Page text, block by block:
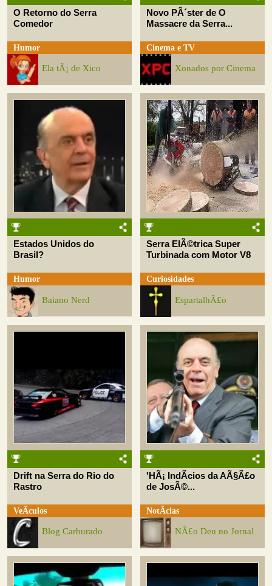
O Retorno do Serra
Comedor
Humor
Ela tÃ¡ de Xico
Novo PÃ´ster de O
Massacre da Serra...
Cinema e TV
Xonados por Cinema
Estados Unidos do
Brasil?
Humor
Baiano Nerd
Serra ElÃ©trica Super
Turbinada com Motor V8
Curiosidades
EspartalhÃ£o
Drift na Serra do Rio do
Rastro
VeÃ­culos
Blog Carburado
'HÃ¡ IndÃ­cios da AÃ§Ã£o
de JosÃ©...
NotÃ­cias
NÃ£o Deu no Jornal